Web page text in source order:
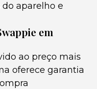
aparelho e
em
ao preço mais
oferece garantia